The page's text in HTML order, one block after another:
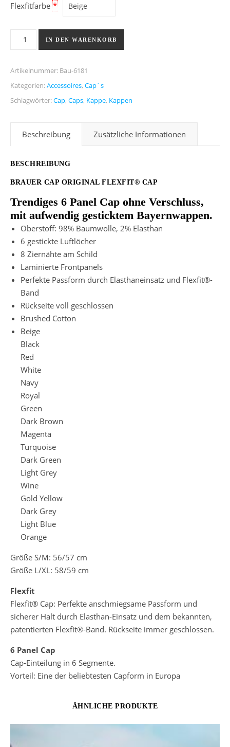
Flexfitfarbe *
Flexfit Cap Brauer Menge
IN DEN WARENKORB
Artikelnummer: Bau-6181
Kategorien:Accessoires, Cap´s
Schlagwörter:Cap, Caps, Kappe, Kappen
Beschreibung Zusätzliche Informationen
BESCHREIBUNG
BRAUER CAP ORIGINAL FLEXFIT® CAP
Trendiges 6 Panel Cap ohne Verschluss,
mit aufwendig gesticktem Bayernwappen.
Oberstoff: 98% Baumwolle, 2% Elasthan
6 gestickte Luftlöcher
8 Ziernähte am Schild
Laminierte Frontpanels
Perfekte Passform durch Elasthaneinsatz und Flexfit®-
Band
Rückseite voll geschlossen
Brushed Cotton
Beige
Black
Red
White
Navy
Royal
Green
Dark Brown
Magenta
Turquoise
Dark Green
Light Grey
Wine
Gold Yellow
Dark Grey
Light Blue
Orange
Größe S/M: 56/57 cm
Größe L/XL: 58/59 cm
Flexfit
Flexfit® Cap: Perfekte anschmiegsame Passform und
sicherer Halt durch Elasthan-Einsatz und dem bekannten,
patentierten Flexfit®-Band. Rückseite immer geschlossen.
6 Panel Cap
Cap-Einteilung in 6 Segmente.
Vorteil: Eine der beliebtesten Capform in Europa
ÄHNLICHE PRODUKTE